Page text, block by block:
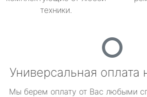
техники.
Универсальная оплата
Мы берем оплату от Вас любыми